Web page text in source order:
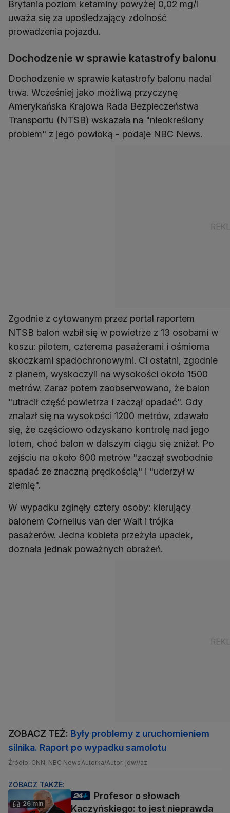
Brytania poziom ketaminy powyżej 0,02 mg/l
uważa się za upośledzający zdolność
prowadzenia pojazdu.
Dochodzenie w sprawie katastrofy balonu
Dochodzenie w sprawie katastrofy balonu nadal
trwa. Wcześniej jako możliwą przyczynę
Amerykańska Krajowa Rada Bezpieczeństwa
Transportu (NTSB) wskazała na "nieokreślony
problem" z jego powłoką - podaje NBC News.
Zgodnie z cytowanym przez portal raportem
NTSB balon wzbił się w powietrze z 13 osobami w
koszu: pilotem, czterema pasażerami i ośmioma
skoczkami spadochronowymi. Ci ostatni, zgodnie
z planem, wyskoczyli na wysokości około 1500
metrów. Zaraz potem zaobserwowano, że balon
"utracił część powietrza i zaczął opadać". Gdy
znalazł się na wysokości 1200 metrów, zdawało
się, że częściowo odzyskano kontrolę nad jego
lotem, choć balon w dalszym ciągu się zniżał. Po
zejściu na około 600 metrów "zaczął swobodnie
spadać ze znaczną prędkością" i "uderzył w
ziemię".
W wypadku zginęły cztery osoby: kierujący
balonem Cornelius van der Walt i trójka
pasażerów. Jedna kobieta przeżyła upadek,
doznała jednak poważnych obrażeń.
ZOBACZ TEŻ: Były problemy z uruchomieniem
silnika. Raport po wypadku samolotu
Źródło: CNN, NBC NewsAutorka/Autor: jdw//az
ZOBACZ TAKŻE:
26 min
Profesor o słowach
Kaczyńskiego: to jest nieprawda